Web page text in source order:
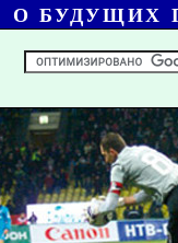
О БУДУЩИХ